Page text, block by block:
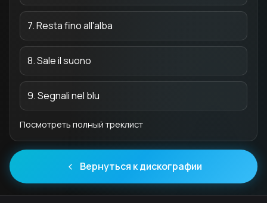
7. Resta fino all'alba
8. Sale il suono
9. Segnali nel blu
Посмотреть полный треклист
Вернуться к дискографии